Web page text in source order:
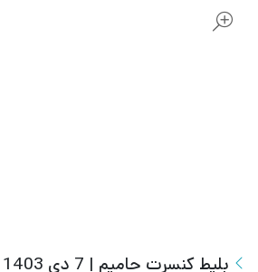
بلیط کنسرت حامیم | 7 دی 1403